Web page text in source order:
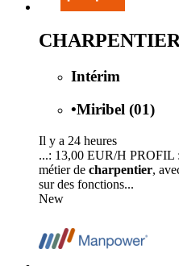
Intérim
•Miribel (01)
Il y a 24 heures
...: 13,00 EUR/H PROFIL
métier de charpentier,
sur des fonctions...
New